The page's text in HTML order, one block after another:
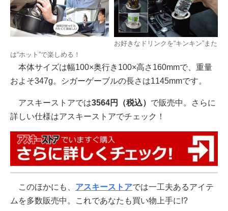
お好きなドリンクを“キンキン”また
は“ホット”で楽しめる！
本体サイズは幅100×奥行き100×高さ160mmで、重量
およそ347g。シガーゲーブルの長さは1145mmです。
アスキーストアでは3564円（税込） で販売中。さらに
詳しい仕様はアスキーストアでチェック！
このほかにも、 アスキーストアでは一工夫あるアイテ
ムを多数販売中。これであなたも買い物上手に!?